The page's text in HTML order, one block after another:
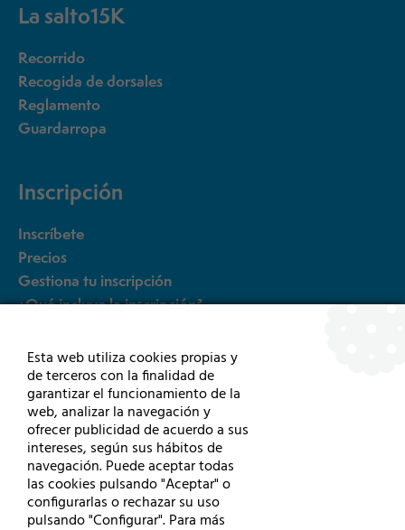
La salto15K
Recorrido
Recogida de dorsales
Reglamento
Guardarropa
Inscripción
Inscríbete
Precios
Gestiona tu inscripción
¿Qué incluye la inscripción?
Otras pruebas
5k
15K Rollers
15K Sillas de ruedas y HandBikes
Esta web utiliza cookies propias y
de terceros con la finalidad de
garantizar el funcionamiento de la
web, analizar la navegación y
ofrecer publicidad de acuerdo a sus
intereses, según sus hábitos de
navegación. Puede aceptar todas
las cookies pulsando "Aceptar" o
configurarlas o rechazar su uso
pulsando "Configurar". Para más